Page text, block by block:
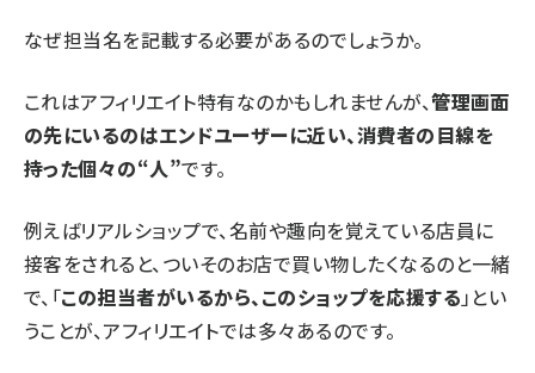
なぜ担当名を記載する必要があるのでしょうか。
これはアフィリエイト特有なのかもしれませんが、管理画面
の先にいるのはエンドユーザーに近い、消費者の目線を
持った個々の“人”です。
例えばリアルショップで、名前や趣向を覚えている店員に
接客をされると、ついそのお店で買い物したくなるのと一緒
で、「この担当者がいるから、このショップを応援する 」とい
うことが、アフィリエイトでは多々あるのです。